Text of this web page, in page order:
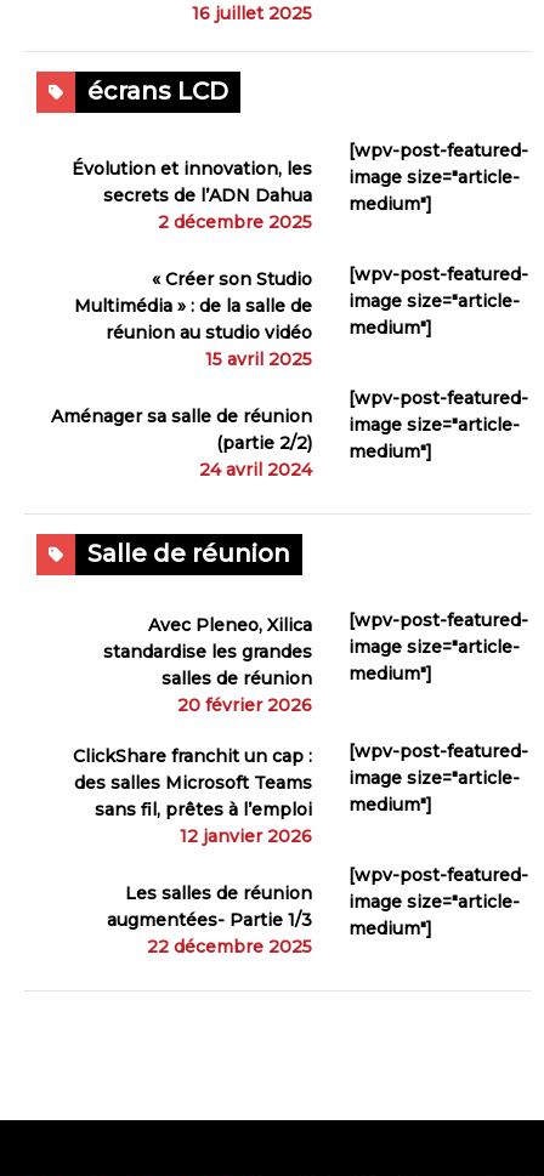
16 juillet 2025
écrans LCD
Évolution et innovation, les
secrets de l’ADN Dahua
2 décembre 2025
[wpv-post-featured-
image size="article-
medium"]
« Créer son Studio
Multimédia » : de la salle de
réunion au studio vidéo
15 avril 2025
[wpv-post-featured-
image size="article-
medium"]
Aménager sa salle de réunion
(partie 2/2)
24 avril 2024
[wpv-post-featured-
image size="article-
medium"]
Salle de réunion
Avec Pleneo, Xilica
standardise les grandes
salles de réunion
20 février 2026
[wpv-post-featured-
image size="article-
medium"]
ClickShare franchit un cap :
des salles Microsoft Teams
sans fil, prêtes à l’emploi
12 janvier 2026
[wpv-post-featured-
image size="article-
medium"]
Les salles de réunion
augmentées- Partie 1/3
22 décembre 2025
[wpv-post-featured-
image size="article-
medium"]